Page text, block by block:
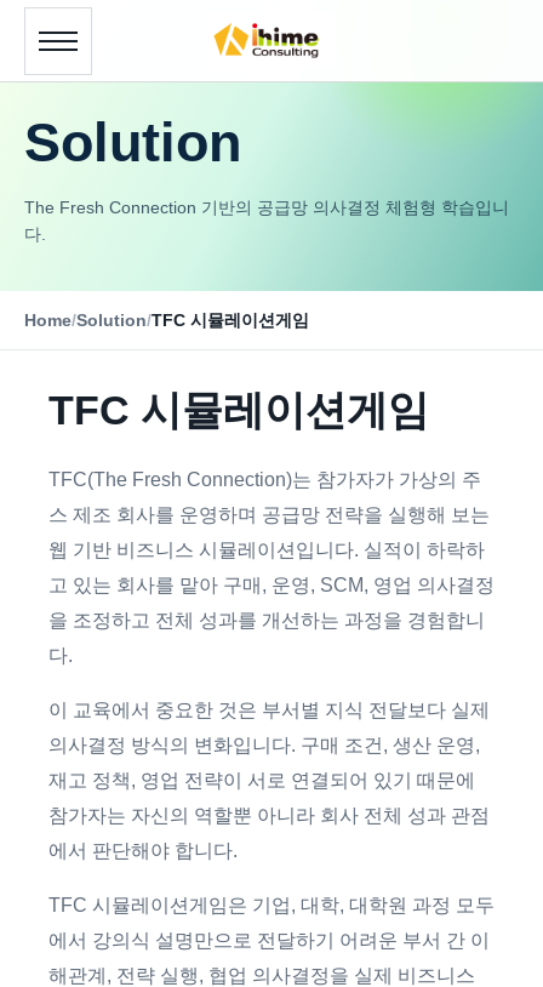
Solution
The Fresh Connection 기반의 공급망 의사결정 체험형 학습입니
다.
Home/Solution/TFC 시뮬레이션게임
TFC 시뮬레이션게임
TFC(The Fresh Connection)는 참가자가 가상의 주
스 제조 회사를 운영하며 공급망 전략을 실행해 보는
웹 기반 비즈니스 시뮬레이션입니다. 실적이 하락하
고 있는 회사를 맡아 구매, 운영, SCM, 영업 의사결정
을 조정하고 전체 성과를 개선하는 과정을 경험합니
다.
이 교육에서 중요한 것은 부서별 지식 전달보다 실제
의사결정 방식의 변화입니다. 구매 조건, 생산 운영,
재고 정책, 영업 전략이 서로 연결되어 있기 때문에
참가자는 자신의 역할뿐 아니라 회사 전체 성과 관점
에서 판단해야 합니다.
TFC 시뮬레이션게임은 기업, 대학, 대학원 과정 모두
에서 강의식 설명만으로 전달하기 어려운 부서 간 이
해관계, 전략 실행, 협업 의사결정을 실제 비즈니스